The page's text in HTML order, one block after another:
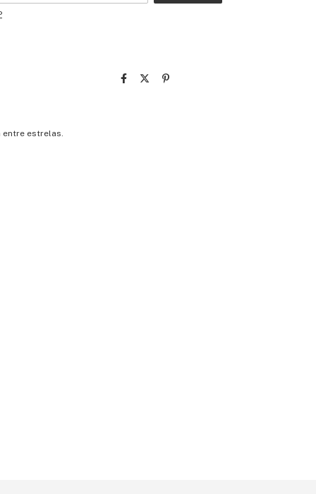
estrelas.